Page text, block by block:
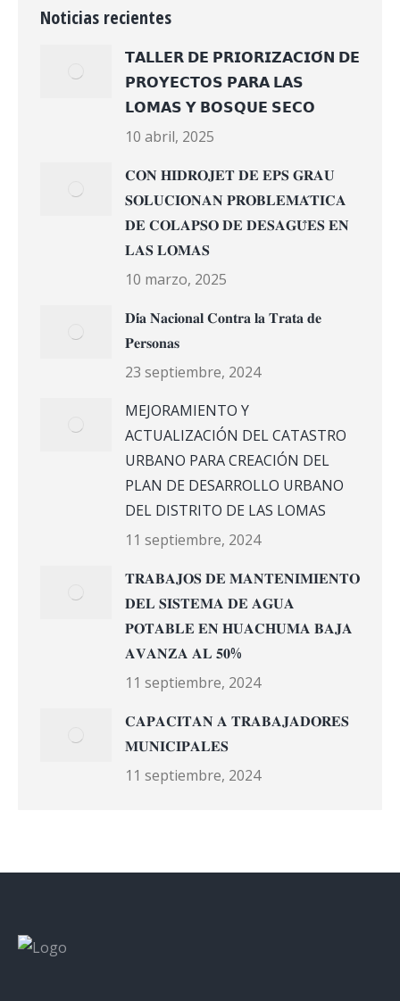
Noticias recientes
𝗧𝗔𝗟𝗟𝗘𝗥 𝗗𝗘 𝗣𝗥𝗜𝗢𝗥𝗜𝗭𝗔𝗖𝗜𝗢́𝗡 𝗗𝗘
𝗣𝗥𝗢𝗬𝗘𝗖𝗧𝗢𝗦 𝗣𝗔𝗥𝗔 𝗟𝗔𝗦
𝗟𝗢𝗠𝗔𝗦 𝗬 𝗕𝗢𝗦𝗤𝗨𝗘 𝗦𝗘𝗖𝗢
10 abril, 2025
𝐂𝐎𝐍 𝐇𝐈𝐃𝐑𝐎𝐉𝐄𝐓 𝐃𝐄 𝐄𝐏𝐒 𝐆𝐑𝐀𝐔
𝐒𝐎𝐋𝐔𝐂𝐈𝐎𝐍𝐀𝐍 𝐏𝐑𝐎𝐁𝐋𝐄𝐌𝐀́𝐓𝐈𝐂𝐀
𝐃𝐄 𝐂𝐎𝐋𝐀𝐏𝐒𝐎 𝐃𝐄 𝐃𝐄𝐒𝐀𝐆𝐔̈𝐄𝐒 𝐄𝐍
𝐋𝐀𝐒 𝐋𝐎𝐌𝐀𝐒
10 marzo, 2025
𝐃𝐢́𝐚 𝐍𝐚𝐜𝐢𝐨𝐧𝐚𝐥 𝐂𝐨𝐧𝐭𝐫𝐚 𝐥𝐚 𝐓𝐫𝐚𝐭𝐚 𝐝𝐞
𝐏𝐞𝐫𝐬𝐨𝐧𝐚𝐬
23 septiembre, 2024
MEJORAMIENTO Y
ACTUALIZACIÓN DEL CATASTRO
URBANO PARA CREACIÓN DEL
PLAN DE DESARROLLO URBANO
DEL DISTRITO DE LAS LOMAS
11 septiembre, 2024
𝐓𝐑𝐀𝐁𝐀𝐉𝐎𝐒 𝐃𝐄 𝐌𝐀𝐍𝐓𝐄𝐍𝐈𝐌𝐈𝐄𝐍𝐓𝐎
𝐃𝐄𝐋 𝐒𝐈𝐒𝐓𝐄𝐌𝐀 𝐃𝐄 𝐀𝐆𝐔𝐀
𝐏𝐎𝐓𝐀𝐁𝐋𝐄 𝐄𝐍 𝐇𝐔𝐀𝐂𝐇𝐔𝐌𝐀 𝐁𝐀𝐉𝐀
𝐀𝐕𝐀𝐍𝐙𝐀 𝐀𝐋 𝟓𝟎%
11 septiembre, 2024
𝐂𝐀𝐏𝐀𝐂𝐈𝐓𝐀𝐍 𝐀 𝐓𝐑𝐀𝐁𝐀𝐉𝐀𝐃𝐎𝐑𝐄𝐒
𝐌𝐔𝐍𝐈𝐂𝐈𝐏𝐀𝐋𝐄𝐒
11 septiembre, 2024